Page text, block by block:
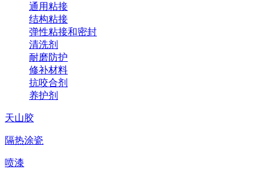
通用粘接
结构粘接
弹性粘接和密封
清洗剂
耐磨防护
修补材料
抗咬合剂
养护剂
天山胶
隔热涂瓷
喷漆